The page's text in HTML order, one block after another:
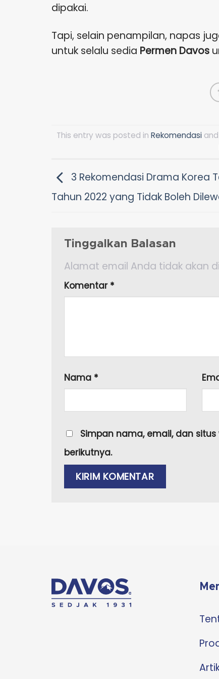
dipakai.
Tapi, selain penampilan, napas
untuk selalu sedia Permen Davos
This entry was posted in Rekomendasi
3 Rekomendasi Drama Korea
Tahun 2022 yang Tidak Boleh
Tinggalkan Balasan
Alamat email Anda tidak akan
Komentar *
Nama *
Simpan nama, email, dan
berikutnya.